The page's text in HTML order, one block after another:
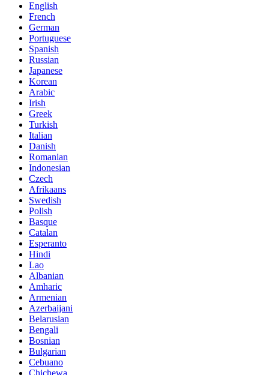
English
French
German
Portuguese
Spanish
Russian
Japanese
Korean
Arabic
Irish
Greek
Turkish
Italian
Danish
Romanian
Indonesian
Czech
Afrikaans
Swedish
Polish
Basque
Catalan
Esperanto
Hindi
Lao
Albanian
Amharic
Armenian
Azerbaijani
Belarusian
Bengali
Bosnian
Bulgarian
Cebuano